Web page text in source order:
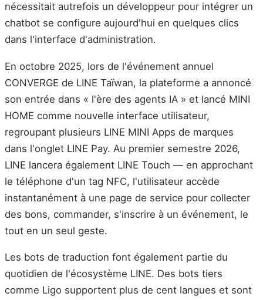
nécessitait autrefois un développeur pour intégrer un
chatbot se configure aujourd'hui en quelques clics
dans l'interface d'administration.
En octobre 2025, lors de l'événement annuel
CONVERGE de LINE Taïwan, la plateforme a annoncé
son entrée dans « l'ère des agents IA » et lancé MINI
HOME comme nouvelle interface utilisateur,
regroupant plusieurs LINE MINI Apps de marques
dans l'onglet LINE Pay. Au premier semestre 2026,
LINE lancera également LINE Touch — en approchant
le téléphone d'un tag NFC, l'utilisateur accède
instantanément à une page de service pour collecter
des bons, commander, s'inscrire à un événement, le
tout en un seul geste.
Les bots de traduction font également partie du
quotidien de l'écosystème LINE. Des bots tiers
comme Ligo supportent plus de cent langues et sont